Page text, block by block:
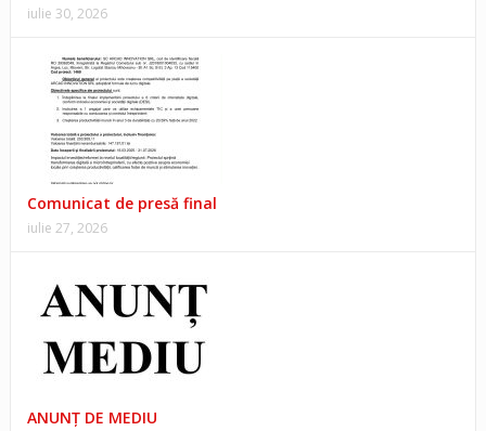
iulie 30, 2026
Comunicat de presă final
iulie 27, 2026
ANUNŢ DE MEDIU